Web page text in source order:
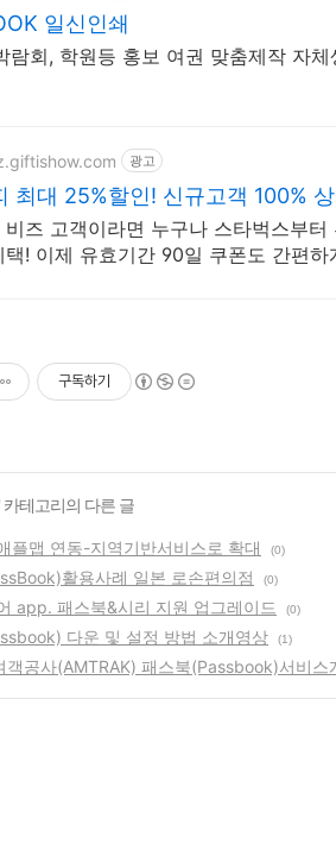
일신인쇄
람회, 학원등 홍보 여권 맞춤제작 자
광고
최대 25%할인! 신규고객 100%
비즈 고객이라면 누구나 스타벅스부
택! 이제 유효기간 90일 쿠폰도 간편하
구독하기
카테고리의 다른 글
플맵 연동-지역기반서비스로 확대 (0)
활용사례 일본 로손편의점 (0)
app. 패스북&시리 지원 업그레이드 (0)
다운 및 설정 방법 소개영상 (1)
객공사(AMTRAK) 패스북(Passbook)서비스